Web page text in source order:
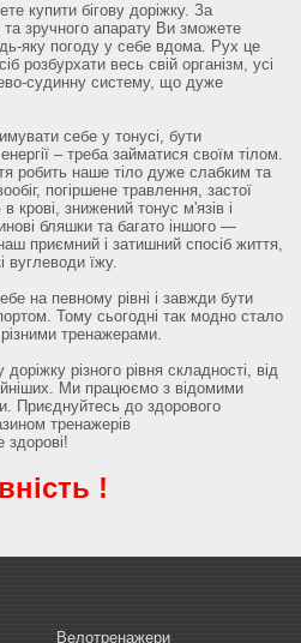
купити бігову доріжку. За
зручного апарату Ви зможете
яку погоду у себе вдома. Рух це
розбурхати весь свій організм, усі
судинну систему, що дуже
себе у тонусі, бути
– треба займатися своїм тілом.
робить наше тіло дуже слабким та
погіршене травлення, застої
крові, знижений тонус м'язів і
бляшки та багато іншого —
приємний і затишний спосіб життя,
вуглеводи їжу.
на певному рівні і завжди бути
Тому сьогодні так модно стало
тренажерами.
різного рівня складності, від
Ми працюємо з відомими
Приєднуйтесь до здорового
тренажерів
здорові!
!
Велотренажери